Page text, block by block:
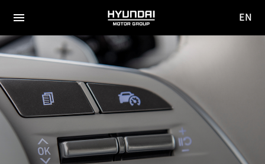
전체
메뉴
HYUNDAI
MOTOR
GROUP
EN